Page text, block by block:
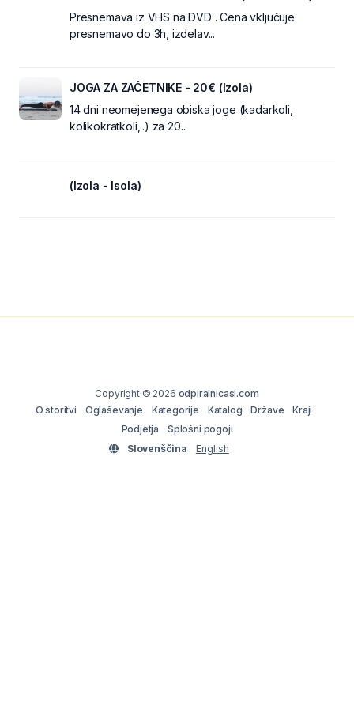
Presnemava iz VHS na DVD . Cena vključuje
presnemavo do 3h, izdelav...
JOGA ZA ZAČETNIKE - 20€ (Izola)
14 dni neomejenega obiska joge (kadarkoli,
kolikokratkoli,..) za 20...
(Izola - Isola)
Copyright © 2026 odpiralnicasi.com
O storitvi
Oglaševanje Kategorije Katalog Države
Kraji
Podjetja
Splošni pogoji
Slovenščina
English